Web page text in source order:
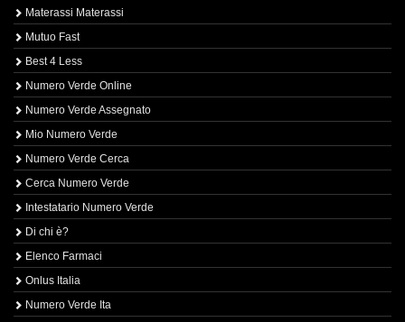
Materassi Materassi
Mutuo Fast
Best 4 Less
Numero Verde Online
Numero Verde Assegnato
Mio Numero Verde
Numero Verde Cerca
Cerca Numero Verde
Intestatario Numero Verde
Di chi è?
Elenco Farmaci
Onlus Italia
Numero Verde Ita